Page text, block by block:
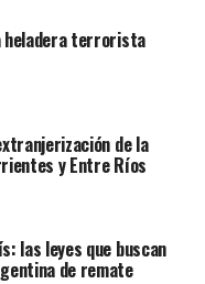
heladera terrorista
de la
y Entre Ríos
las leyes que buscan
de remate